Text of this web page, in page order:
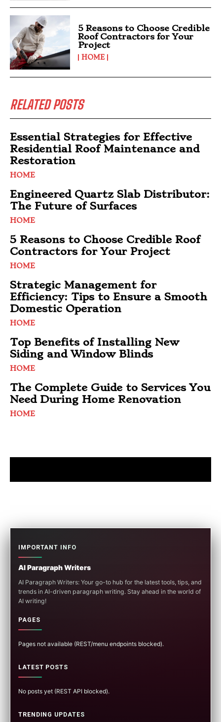
5 Reasons to Choose Credible
Roof Contractors for Your
Project
HOME
RELATED POSTS
Essential Strategies for Effective
Residential Roof Maintenance and
Restoration
HOME
Engineered Quartz Slab Distributor:
The Future of Surfaces
HOME
5 Reasons to Choose Credible Roof
Contractors for Your Project
HOME
Strategic Management for
Efficiency: Tips to Ensure a Smooth
Domestic Operation
HOME
Top Benefits of Installing New
Siding and Window Blinds
HOME
The Complete Guide to Services You
Need During Home Renovation
HOME
IMPORTANT INFO
AI Paragraph Writers
AI Paragraph Writers: Your go-to hub for the latest tools, tips, and
trends in AI-driven paragraph writing. Stay ahead in the world of
AI writing!
PAGES
Pages not available (REST/menu endpoints blocked).
LATEST POSTS
No posts yet (REST API blocked).
TRENDING UPDATES